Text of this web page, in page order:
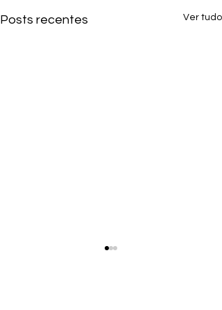
Posts recentes Ver tudo